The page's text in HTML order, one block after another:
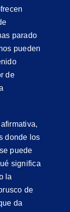
parado
pueden
de
donde los
puede
significa
la
de
da